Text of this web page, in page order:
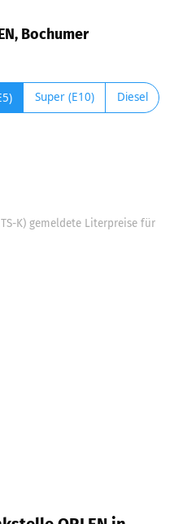
Bochumer
Super (E10) Diesel
K) gemeldete Literpreise für